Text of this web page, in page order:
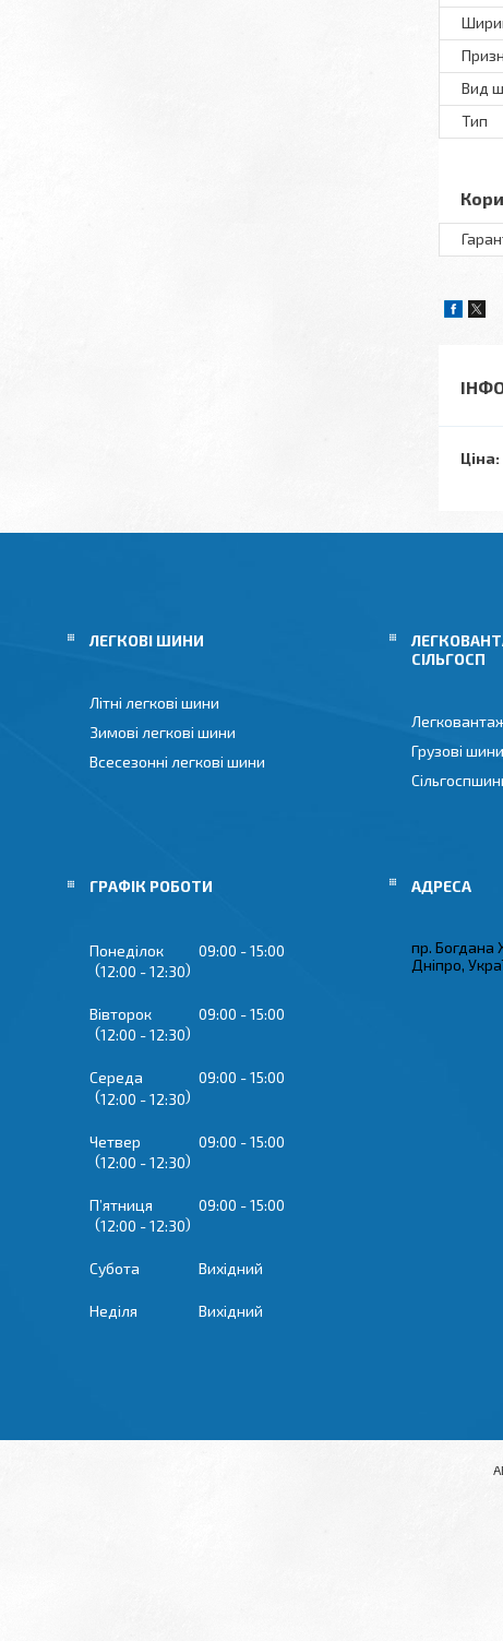
Вид
Тип
Ціна:
ЛЕГКОВІ ШИНИ
Літні легкові шини
Зимові легкові шини
Всесезонні легкові шини
СІЛЬГОСП
Грузові шини
ГРАФІК РОБОТИ
Понеділок 09:00
15:00
12:00
12:30
Вівторок 09:00
15:00
12:00
12:30
Середа 09:00
15:00
12:00
12:30
Четвер 09:00
15:00
12:00
12:30
Пʼятниця 09:00
15:00
12:00
12:30
Субота Вихідний
Неділя Вихідний
пр. Богдана
Дніпро,